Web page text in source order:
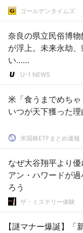
ゴールデンタイムズ
奈良の県立民俗博
が浮上。未来永劫
い……
U-1 NEWS
米「食うまでめち
いつが天下獲った理
米国株ETFまとめ速報
なぜ大谷翔平より
アン・ハワードが
ろう
ザ・ミステリー体験
【謎マナー爆誕】「